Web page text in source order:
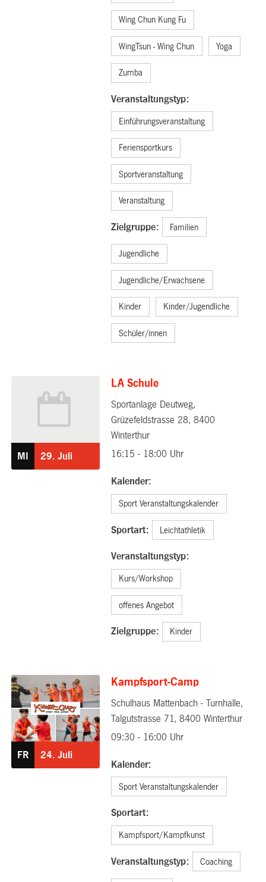
Wing Chun Kung Fu
WingTsun - Wing Chun Yoga
Zumba
Veranstaltungstyp:
Einführungsveranstaltung
Feriensportkurs
Sportveranstaltung
Veranstaltung
Zielgruppe: Familien
Jugendliche
Jugendliche/Erwachsene
Kinder Kinder/Jugendliche
Schüler/innen
MI 29. Juli
LA Schule
Sportanlage Deutweg,
Grüzefeldstrasse 28, 8400
Winterthur
16:15 - 18:00 Uhr
Kalender:
Sport Veranstaltungskalender
Sportart: Leichtathletik
Veranstaltungstyp:
Kurs/Workshop
offenes Angebot
Zielgruppe: Kinder
FR 24. Juli
Kampfsport-Camp
Schulhaus Mattenbach - Turnhalle,
Talgutstrasse 71, 8400 Winterthur
09:30 - 16:00 Uhr
Kalender:
Sport Veranstaltungskalender
Sportart:
Kampfsport/Kampfkunst
Veranstaltungstyp: Coaching